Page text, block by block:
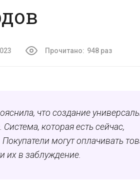
Прочитано: 948 раз
что создание
которая есть сейчас,
могут оплачивать
в заблуждение.